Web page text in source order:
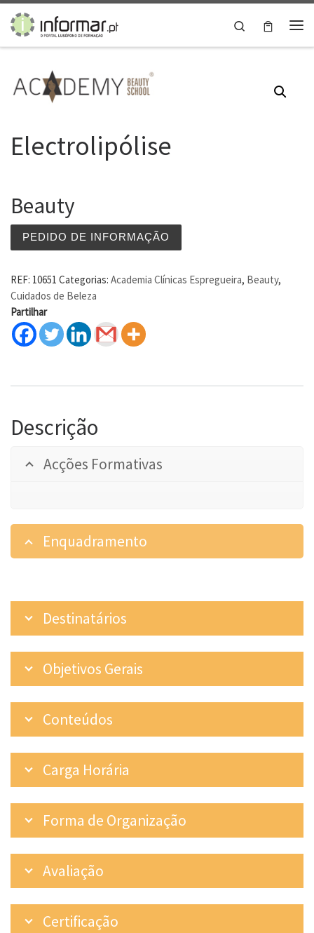
Skip to content
Search
Electrolipólise
Beauty
PEDIDO DE INFORMAÇÃO
REF: 10651 Categorias: Academia Clínicas Espregueira, Beauty,
Cuidados de Beleza
Partilhar
Descrição
Acções Formativas
Enquadramento
Destinatários
Objetivos Gerais
Conteúdos
Carga Horária
Forma de Organização
Avaliação
Certificação